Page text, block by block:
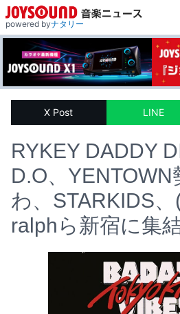
powered byナタリー
X Post LINE
RYKEY DADDY
D.O、
わ、STARKIDS、
ralphら新宿に集